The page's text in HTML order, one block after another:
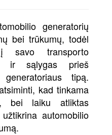
generatorių
bei trūkumų, todėl
savo transporto
ir sąlygas prieš
tipą.
kad tinkama
bei laiku atliktas
automobilio